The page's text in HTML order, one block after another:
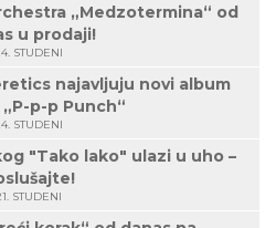
„Medzotermina“ od
u prodaji!
STUDENI
najavljuju novi album
p-p Punch“
STUDENI
"Tako lako" ulazi u uho –
STUDENI